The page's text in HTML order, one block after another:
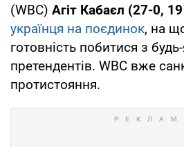
(WBC) Агіт Кабаєл (27-0,
українця на поєдинок, на
готовність побитися з
претендентів. WBC вже
протистояння.